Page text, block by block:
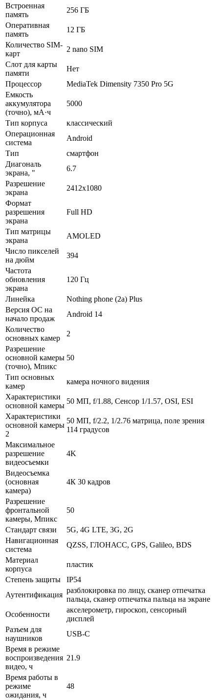
Встроенная
память
256 ГБ
Оперативная
память
12 ГБ
Количество SIM-
карт
2 nano SIM
Слот для карты
памяти
Нет
Процессор
MediaTek Dimensity 7350 Pro 5G
Емкость
аккумулятора
(точно), мА·ч
5000
Тип корпуса
классический
Операционная
система
Android
Тип
смартфон
Диагональ
экрана, "
6.7
Разрешение
экрана
2412x1080
Формат
разрешения
экрана
Full HD
Тип матрицы
экрана
AMOLED
Число пикселей
на дюйм
394
Частота
обновления
экрана
120 Гц
Линейка
Nothing phone (2a) Plus
Версия ОС на
начало продаж
Android 14
Количество
основных камер
2
Разрешение
основной камеры
(точно), Мпикс
50
Тип основных
камер
камера ночного видения
Характеристики
основной камеры
50 МП, f/1.88, Сенсор 1/1.57, OSI, ESI
Характеристики
основной камеры
2
50 МП, f/2.2, 1/2.76 матрица, поле зрения
114 градусов
Максимальное
разрешение
видеосъемки
4K
Видеосъемка
(основная
камера)
4К 30 кадров
Разрешение
фронтальной
камеры, Мпикс
50
Стандарт связи
5G, 4G LTE, 3G, 2G
Навигационная
система
QZSS, ГЛОНАСС, GPS, Galileo, BDS
Материал
корпуса
пластик
Степень защиты
IP54
Аутентификация
разблокировка по лицу, сканер отпечатка
пальца, сканер отпечатка пальца на экране
Особенности
акселерометр, гироскоп, сенсорный
дисплей
Разъем для
наушников
USB-C
Время в режиме
воспроизведения
видео, ч
21.9
Время работы в
режиме
ожидания, ч
48